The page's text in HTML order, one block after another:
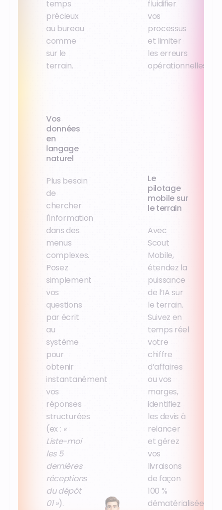
temps
précieux
au bureau
comme
sur le
terrain.
fluidifier
vos
processus
et limiter
les erreurs
opérationnelles.
Vos
données
en
langage
naturel
Plus besoin
de
chercher
l'information
dans des
menus
complexes.
Posez
simplement
vos
questions
par écrit
au
système
pour
obtenir
instantanément
vos
réponses
structurées
(ex : «
Liste-moi
les 5
dernières
réceptions
du dépôt
01 »).
Le
pilotage
mobile sur
le terrain
Avec
Scout
Mobile,
étendez la
puissance
de l’IA sur
le terrain.
Suivez en
temps réel
votre
chiffre
d’affaires
ou vos
marges,
identifiez
les devis à
relancer
et gérez
vos
livraisons
de façon
100 %
dématérialisée.